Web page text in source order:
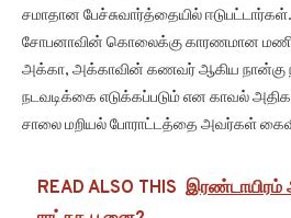
சமாதான பேச்சுவார்த்தையில்
சோபனாவின் கொலைக்கு காரணமான
அக்கா, அக்காவின் கணவர் ஆகிய நான்கு
நடவடிக்கை எடுக்கப்படும் என காவல்
சாலை மறியல் போராட்டத்தை அவர்கள்
READ ALSO THIS